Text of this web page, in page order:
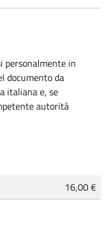
personalmente in
documento da
italiana e, se
autorità
16,00 €